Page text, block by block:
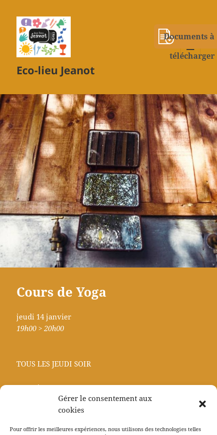
Gérer le consentement aux
cookies
Pour offrir les meilleures expériences, nous utilisons des technologies telles
Eco-lieu Jeanot
MENU
Cours de Yoga
jeudi 14 janvier
19h00 > 20h00
TOUS LES JEUDI SOIR
tout niveau
Documents à
télécharger